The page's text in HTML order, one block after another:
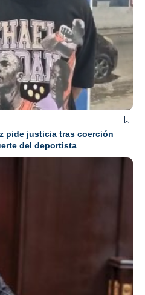
pide justicia tras coerción
del deportista